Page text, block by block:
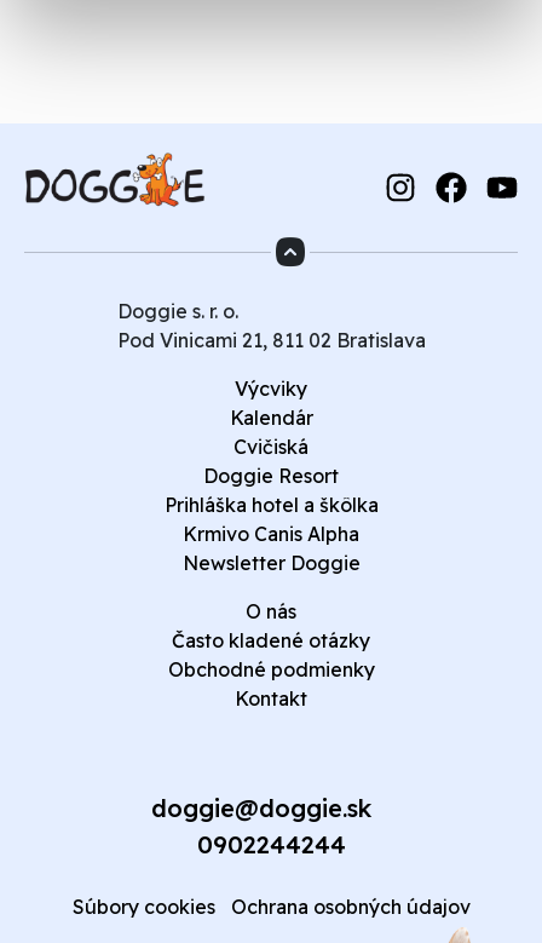
Doggie s. r. o.
Pod Vinicami 21, 811 02 Bratislava
Výcviky
Kalendár
Cvičiská
Doggie Resort
Prihláška hotel a škôlka
Krmivo Canis Alpha
Newsletter Doggie
O nás
Často kladené otázky
Obchodné podmienky
Kontakt
doggie@doggie.sk
0902244244
Súbory cookies Ochrana osobných údajov